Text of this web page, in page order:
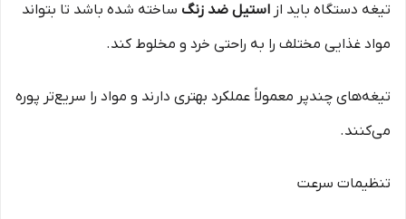
تیغه دستگاه باید از استیل ضد زنگ ساخته شده باشد تا بتواند
مواد غذایی مختلف را به راحتی خرد و مخلوط کند.
تیغه‌های چندپر معمولاً عملکرد بهتری دارند و مواد را سریع‌تر پوره
می‌کنند.
تنظیمات سرعت